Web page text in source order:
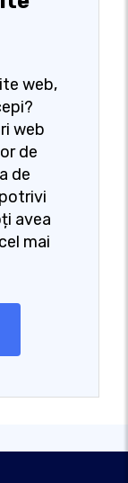
web,
web
de
de
avea
mai